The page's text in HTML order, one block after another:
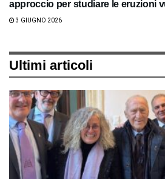
approccio per studiare le eruzioni
3 GIUGNO 2026
Ultimi articoli